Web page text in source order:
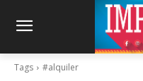
Tags #alquiler